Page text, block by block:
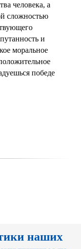
человека, а
сложностью
и
моральное
победе
наших